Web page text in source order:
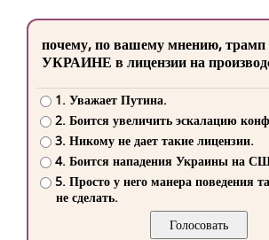
почему, по вашему мнению, трамп
УКРАИНЕ в лицензии на
1. Уважает Путина.
2. Боится увеличить эскалацию
3. Никому не дает такие лицензии.
4. Боится нападения Украины на
5. Просто у него манера поведения
не сделать.